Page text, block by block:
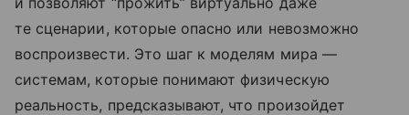
те сценарии, которые опасно или невозможно
воспроизвести. Это шаг к моделям мира —
системам, которые понимают физическую
реальность, предсказывают, что произойдет